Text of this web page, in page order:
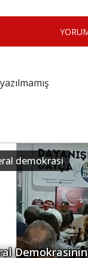
demokrasi